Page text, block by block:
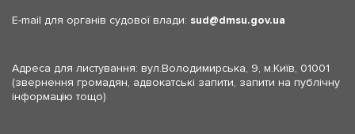
E-mail для органів судової влади: sud dmsu.gov.ua
Адреса для листування: вул.Володимирська, 9, м.Київ, 01001
(звернення громадян, адвокатські запити, запити на публічну
інформацію тощо)